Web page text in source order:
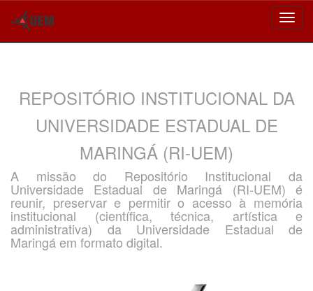
REPOSITÓRIO INSTITUCIONAL DA
UNIVERSIDADE ESTADUAL DE
MARINGÁ (RI-UEM)
A missão do Repositório Institucional da
Universidade Estadual de Maringá (RI-UEM) é
reunir, preservar e permitir o acesso à memória
institucional (científica, técnica, artística e
administrativa) da Universidade Estadual de
Maringá em formato digital.